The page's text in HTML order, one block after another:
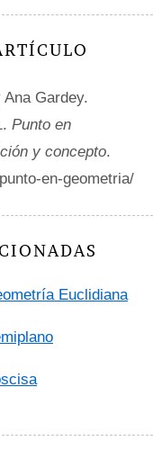
Ana Gardey.
Punto en
y concepto.
en-geometria/
Euclidiana